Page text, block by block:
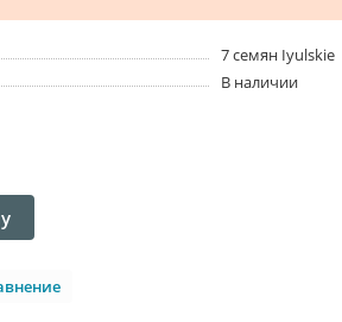
7 семян Iyulskie
В наличии